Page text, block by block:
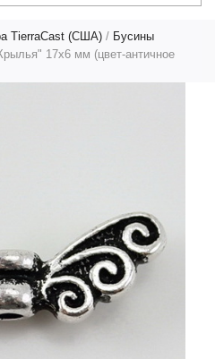
TierraCast (США) / Бусины
17х6 мм (цвет-античное